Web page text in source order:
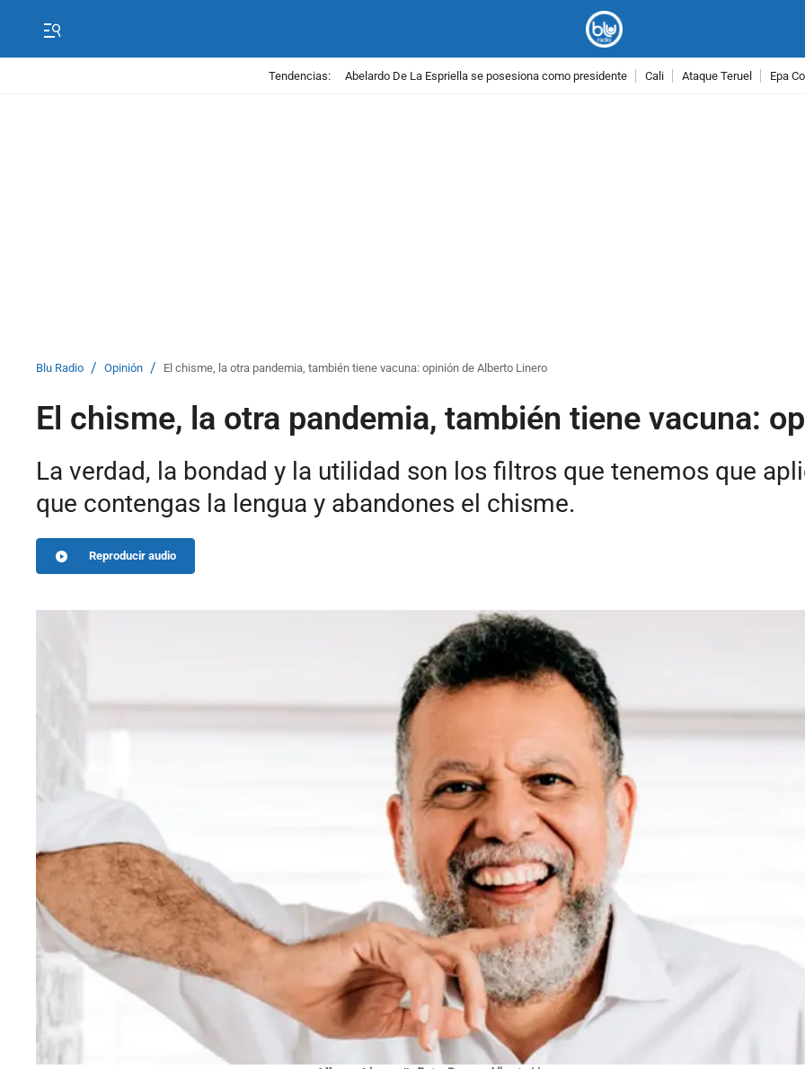
Tendencias: Abelardo De La Espriella se posesiona como presidente Cali Ataque Teruel Epa
Blu Radio / Opinión / El chisme, la otra pandemia, también tiene vacuna: opinión de Alberto Linero
El chisme, la otra pandemia, también tiene vacuna:
La verdad, la bondad y la utilidad son los filtros que tenemos que
que contengas la lengua y abandones el chisme.
Reproducir audio